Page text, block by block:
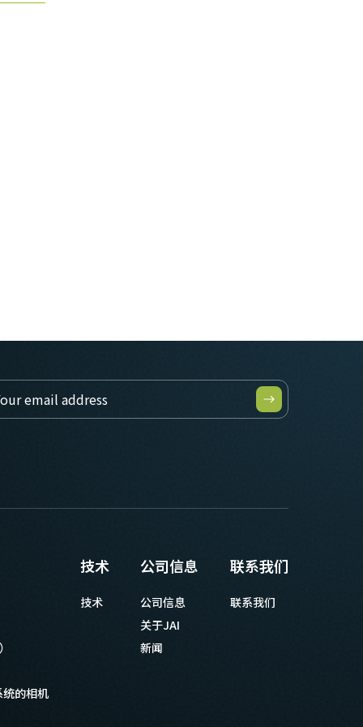
的相机
技术
技术
公司信息
公司信息
关于JAI
新闻
联系我们
联系我们